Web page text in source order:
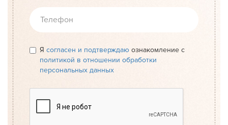
Я согласен и подтверждаю ознакомление с
политикой в отношении обработки
персональных данных